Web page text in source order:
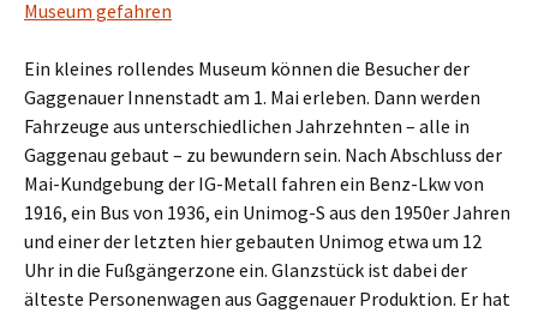
Museum gefahren
Ein kleines rollendes Museum können die Besucher der
Gaggenauer Innenstadt am 1. Mai erleben. Dann werden
Fahrzeuge aus unterschiedlichen Jahrzehnten – alle in
Gaggenau gebaut – zu bewundern sein. Nach Abschluss der
Mai-Kundgebung der IG-Metall fahren ein Benz-Lkw von
1916, ein Bus von 1936, ein Unimog-S aus den 1950er Jahren
und einer der letzten hier gebauten Unimog etwa um 12
Uhr in die Fußgängerzone ein. Glanzstück ist dabei der
älteste Personenwagen aus Gaggenauer Produktion. Er hat